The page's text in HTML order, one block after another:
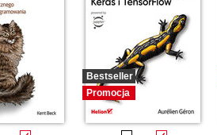
Bestseller
Promocja